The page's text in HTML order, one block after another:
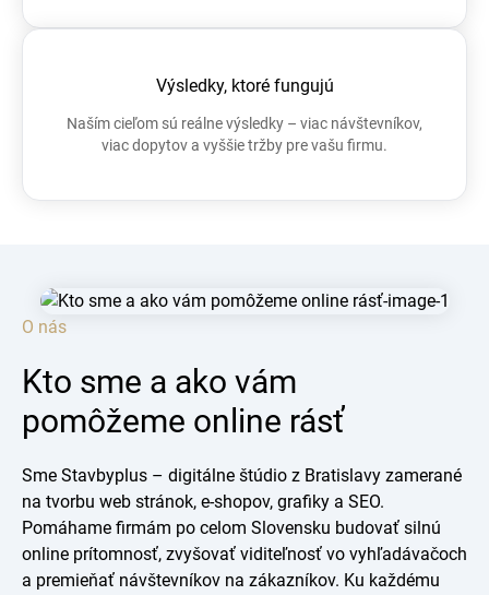
Výsledky, ktoré fungujú
Naším cieľom sú reálne výsledky – viac návštevníkov,
viac dopytov a vyššie tržby pre vašu firmu.
O nás
Kto sme a ako vám
pomôžeme online rásť
Sme Stavbyplus – digitálne štúdio z Bratislavy zamerané
na tvorbu web stránok, e-shopov, grafiky a SEO.
Pomáhame firmám po celom Slovensku budovať silnú
online prítomnosť, zvyšovať viditeľnosť vo vyhľadávačoch
a premieňať návštevníkov na zákazníkov. Ku každému